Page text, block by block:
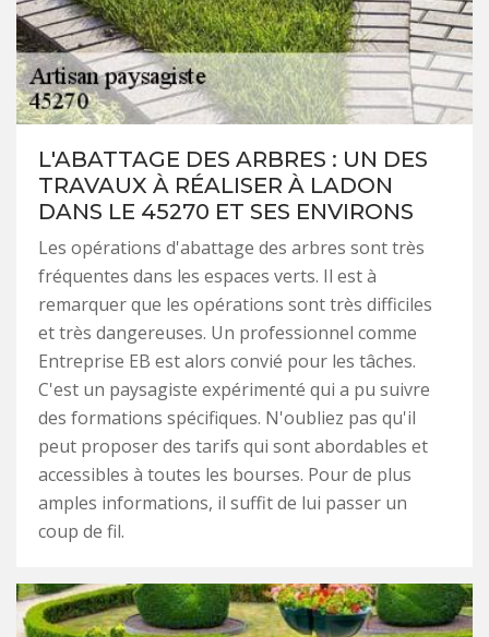
L'ABATTAGE DES ARBRES : UN DES
TRAVAUX À RÉALISER À LADON
DANS LE 45270 ET SES ENVIRONS
Les opérations d'abattage des arbres sont très
fréquentes dans les espaces verts. Il est à
remarquer que les opérations sont très difficiles
et très dangereuses. Un professionnel comme
Entreprise EB est alors convié pour les tâches.
C'est un paysagiste expérimenté qui a pu suivre
des formations spécifiques. N'oubliez pas qu'il
peut proposer des tarifs qui sont abordables et
accessibles à toutes les bourses. Pour de plus
amples informations, il suffit de lui passer un
coup de fil.